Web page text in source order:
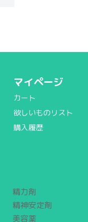
マイページ
カート
欲しいものリスト
購入履歴
精力剤
精神安定剤
美容薬